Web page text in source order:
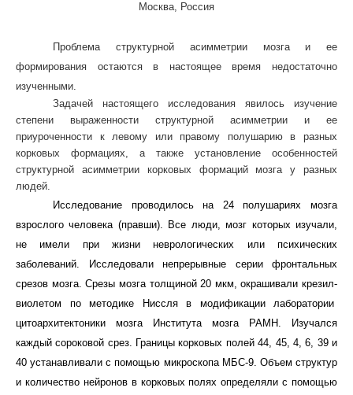
Москва, Россия
Проблема структурной асимметрии мозга и ее
формирования остаются в настоящее время недостаточно
изученными.
Задачей настоящего исследования явилось изучение
степени выраженности структурной асимметрии и ее
приуроченности к левому или правому полушарию в разных
корковых формациях, а также установление особенностей
структурной асимметрии корковых формаций мозга у разных
людей.
Исследование проводилось на 24 полушариях мозга
взрослого человека (правши). Все люди, мозг которых изучали,
не имели при жизни неврологических или психических
заболеваний. Исследовали непрерывные серии фронтальных
срезов мозга. Срезы мозга толщиной 20 мкм, окрашивали крезил-
виолетом по методике Ниссля в модификации лаборатории
цитоархитектоники мозга Института мозга РАМН. Изучался
каждый сороковой срез. Границы корковых полей 44, 45, 4, 6, 39 и
40 устанавливали с помощью микроскопа МБС-9. Объем структур
и количество нейронов в корковых полях определяли с помощью